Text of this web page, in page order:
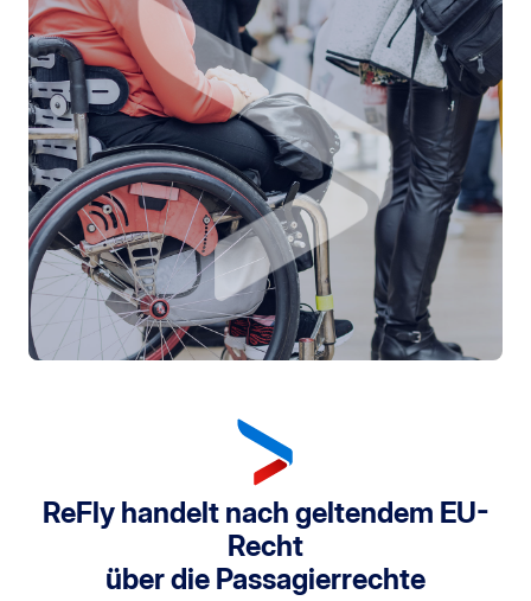
ReFly handelt nach geltendem EU-
Recht
über die Passagierrechte